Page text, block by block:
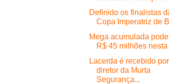
Definido os finalistas
Copa Imperatriz de
Mega acumulada
R$ 45 milhões nesta
Lacerda é recebido por
diretor da Murta
Segurança...